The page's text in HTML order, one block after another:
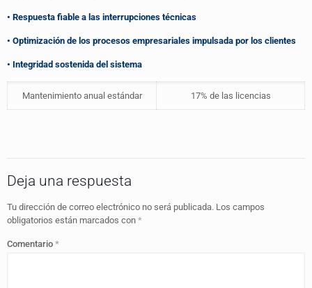
• Respuesta fiable a las interrupciones técnicas
• Optimización de los procesos empresariales impulsada por los clientes
• Integridad sostenida del sistema
Mantenimiento anual estándar 17% de las licencias
Deja una respuesta
Tu dirección de correo electrónico no será publicada. Los campos
obligatorios están marcados con *
Comentario *